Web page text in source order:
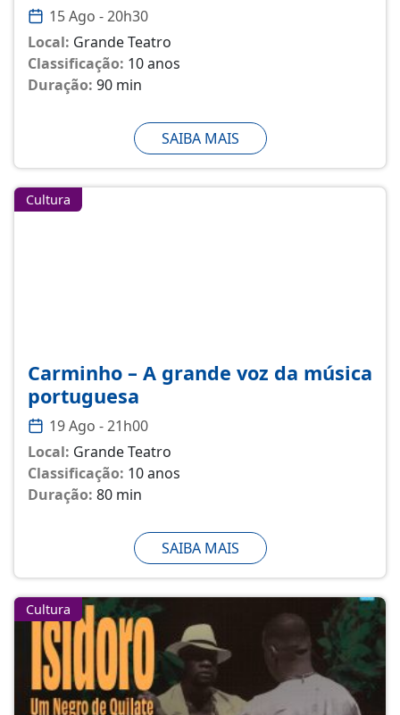
15 Ago - 20h30
Local: Grande Teatro
Classificação: 10 anos
Duração: 90 min
SAIBA MAIS
Cultura
Carminho – A grande voz da música
portuguesa
19 Ago - 21h00
Local: Grande Teatro
Classificação: 10 anos
Duração: 80 min
SAIBA MAIS
Cultura